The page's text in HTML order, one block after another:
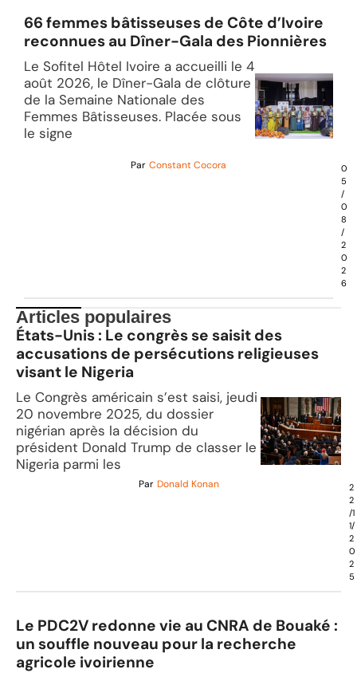
66 femmes bâtisseuses de Côte d’Ivoire
reconnues au Dîner-Gala des Pionnières
Le Sofitel Hôtel Ivoire a accueilli le 4
août 2026, le Dîner-Gala de clôture
de la Semaine Nationale des
Femmes Bâtisseuses. Placée sous
le signe
Par Constant Cocora
0
5
/
0
8
/
2
0
2
6
Articles populaires
États-Unis : Le congrès se saisit des
accusations de persécutions religieuses
visant le Nigeria
Le Congrès américain s’est saisi, jeudi
20 novembre 2025, du dossier
nigérian après la décision du
président Donald Trump de classer le
Nigeria parmi les
Par Donald Konan
2
2
/1
1/
2
0
2
5
Le PDC2V redonne vie au CNRA de Bouaké :
un souffle nouveau pour la recherche
agricole ivoirienne